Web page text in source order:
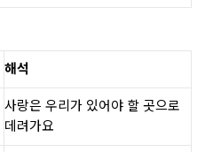
해석
사랑은 우리가 있어야 할 곳으로
데려가요